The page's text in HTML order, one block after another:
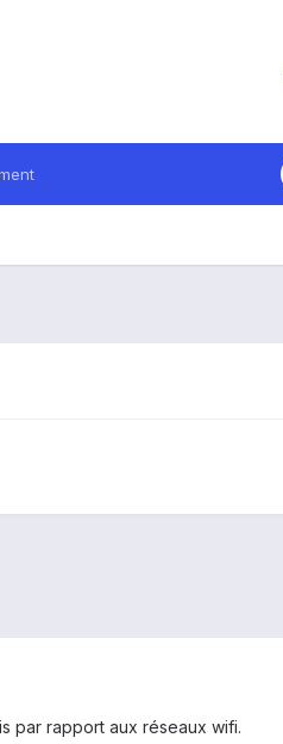
par rapport aux réseaux wifi.